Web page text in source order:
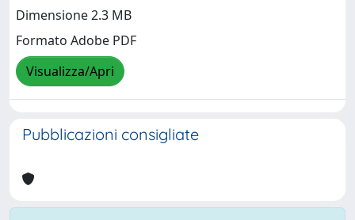
Dimensione 2.3 MB
Formato Adobe PDF
Visualizza/Apri
Pubblicazioni consigliate